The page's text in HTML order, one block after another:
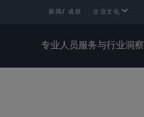
新闻/ 成就 企业文化
专业人员服务与行业洞察